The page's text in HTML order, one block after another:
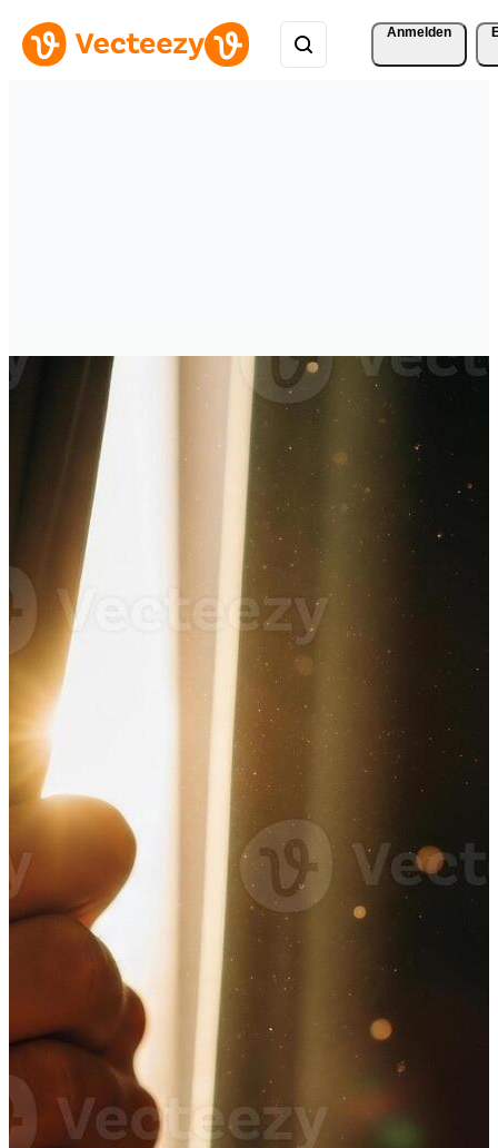
Anmelden